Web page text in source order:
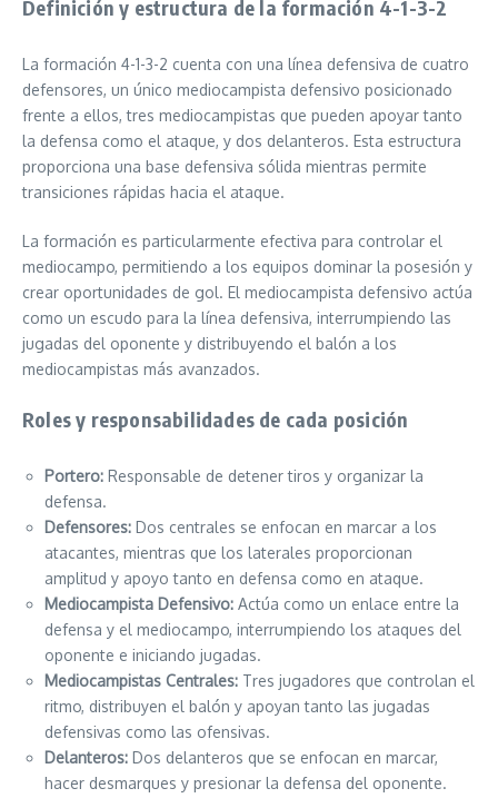
Definición y estructura de la formación 4-1-3-2
La formación 4-1-3-2 cuenta con una línea defensiva de cuatro
defensores, un único mediocampista defensivo posicionado
frente a ellos, tres mediocampistas que pueden apoyar tanto
la defensa como el ataque, y dos delanteros. Esta estructura
proporciona una base defensiva sólida mientras permite
transiciones rápidas hacia el ataque.
La formación es particularmente efectiva para controlar el
mediocampo, permitiendo a los equipos dominar la posesión y
crear oportunidades de gol. El mediocampista defensivo actúa
como un escudo para la línea defensiva, interrumpiendo las
jugadas del oponente y distribuyendo el balón a los
mediocampistas más avanzados.
Roles y responsabilidades de cada posición
Portero: Responsable de detener tiros y organizar la
defensa.
Defensores: Dos centrales se enfocan en marcar a los
atacantes, mientras que los laterales proporcionan
amplitud y apoyo tanto en defensa como en ataque.
Mediocampista Defensivo: Actúa como un enlace entre la
defensa y el mediocampo, interrumpiendo los ataques del
oponente e iniciando jugadas.
Mediocampistas Centrales: Tres jugadores que controlan el
ritmo, distribuyen el balón y apoyan tanto las jugadas
defensivas como las ofensivas.
Delanteros: Dos delanteros que se enfocan en marcar,
hacer desmarques y presionar la defensa del oponente.